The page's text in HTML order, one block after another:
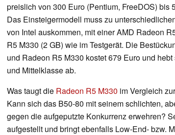
preislich von 300 Euro (Pentium, FreeDOS) bis
Das Einsteigermodell muss zu
von Intel auskommen, mit einer AMD Radeon
R5 M330 (2 GB) wie im Testgerät. Die
und Radeon R5 M330 kostet 679 Euro und
und Mittelklasse ab.
Was taugt die Radeon R5 M330 im Vergleich
Kann sich das B50-80 mit seinem schlichten,
gegen die aufgeputzte Konkurrenz erwehren?
aufgestellt und bringt ebenfalls Low-End- bzw.